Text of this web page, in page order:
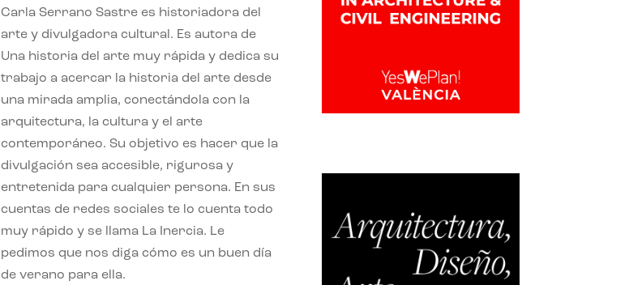
Carla Serrano Sastre es historiadora del
arte y divulgadora cultural. Es autora de
Una historia del arte muy rápida y dedica su
trabajo a acercar la historia del arte desde
una mirada amplia, conectándola con la
arquitectura, la cultura y el arte
contemporáneo. Su objetivo es hacer que la
divulgación sea accesible, rigurosa y
entretenida para cualquier persona. En sus
cuentas de redes sociales te lo cuenta todo
muy rápido y se llama La Inercia. Le
pedimos que nos diga cómo es un buen día
de verano para ella.